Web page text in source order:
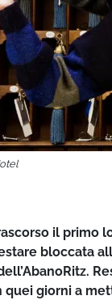
il
bloccata
giorni a